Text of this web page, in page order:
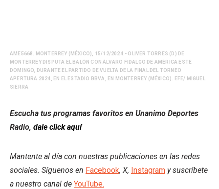
AME5668. MONTERREY (MÉXICO), 15/12/2024.- OLIVER TORRES (D) DE
MONTERREY DISPUTA EL BALÓN CON ÁLVARO FIDALGO DE AMÉRICA ESTE
DOMINGO, DURANTE EL PARTIDO DE VUELTA DE LA FINAL DEL TORNEO
APERTURA 2024, EN EL ESTADIO BBVA, EN MONTERREY (MÉXICO). EFE/ MIGUEL
SIERRA
Escucha tus programas favoritos en Unanimo Deportes
Radio, dale click aquí
Mantente al día con nuestras publicaciones en las redes
sociales. Síguenos en Facebook, X, Instagram y suscríbete
a nuestro canal de YouTube.